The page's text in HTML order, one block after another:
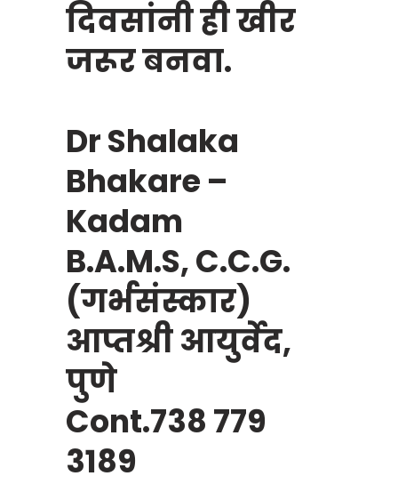
दिवसांनी ही खीर
जरूर बनवा.
Dr Shalaka
Bhakare –
Kadam
B.A.M.S, C.C.G.
(गर्भसंस्कार)
आप्तश्री आयुर्वेद,
पुणे
Cont.738 779
3189